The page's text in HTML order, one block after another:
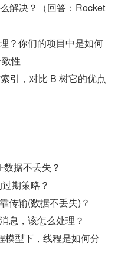
解决？（回答：Rocket
？你们的项目中是如何
性
引，对比 B 树它的优点
据不丢失？
期策略？
传输(数据不丢失)？
息，该怎么处理？
模型下，线程是如何分